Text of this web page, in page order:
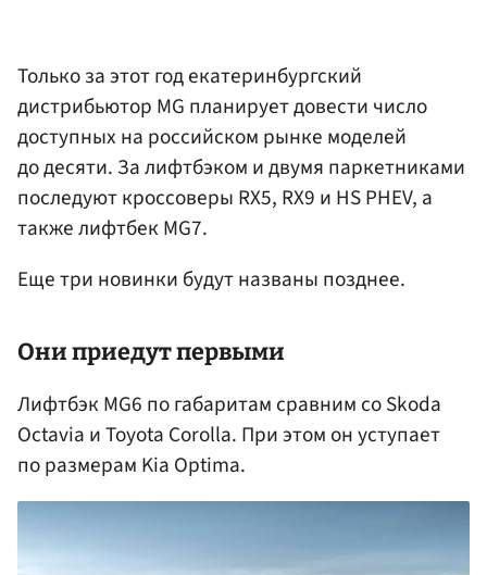
Только за этот год екатеринбургский
дистрибьютор MG планирует довести число
доступных на российском рынке моделей
до десяти. За лифтбэком и двумя паркетниками
последуют кроссоверы RХ5, RХ9 и HS PHEV, а
также лифтбек MG7.
Еще три новинки будут названы позднее.
Они приедут первыми
Лифтбэк MG6 по габаритам сравним со Skoda
Octavia и Toyota Corolla. При этом он уступает
по размерам Kia Optima.